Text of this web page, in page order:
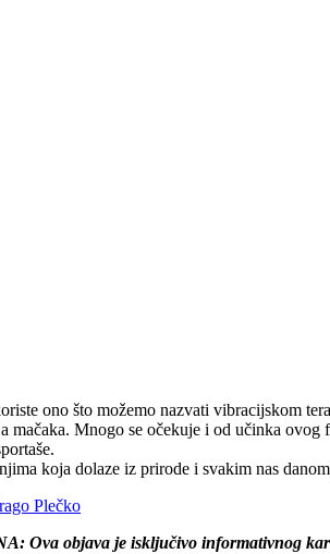
ono što možemo nazvati vibracijskom
mačaka. Mnogo se očekuje i od učinka
koja dolaze iz prirode i svakim nas
Plečko
Ova objava je isključivo informativnog